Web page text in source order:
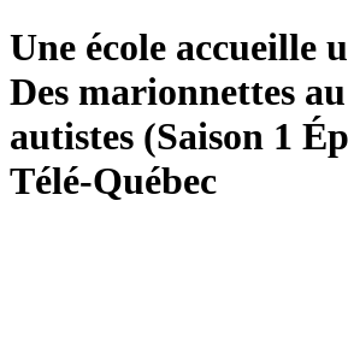
Une école accueille
Des marionnettes
autistes (Saison 1
Télé-Québec